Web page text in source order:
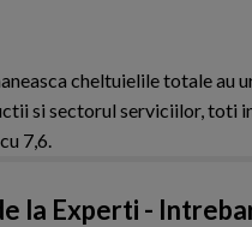
cheltuielile totale au
si sectorul serviciilor, toti
7,6.
la Experti -